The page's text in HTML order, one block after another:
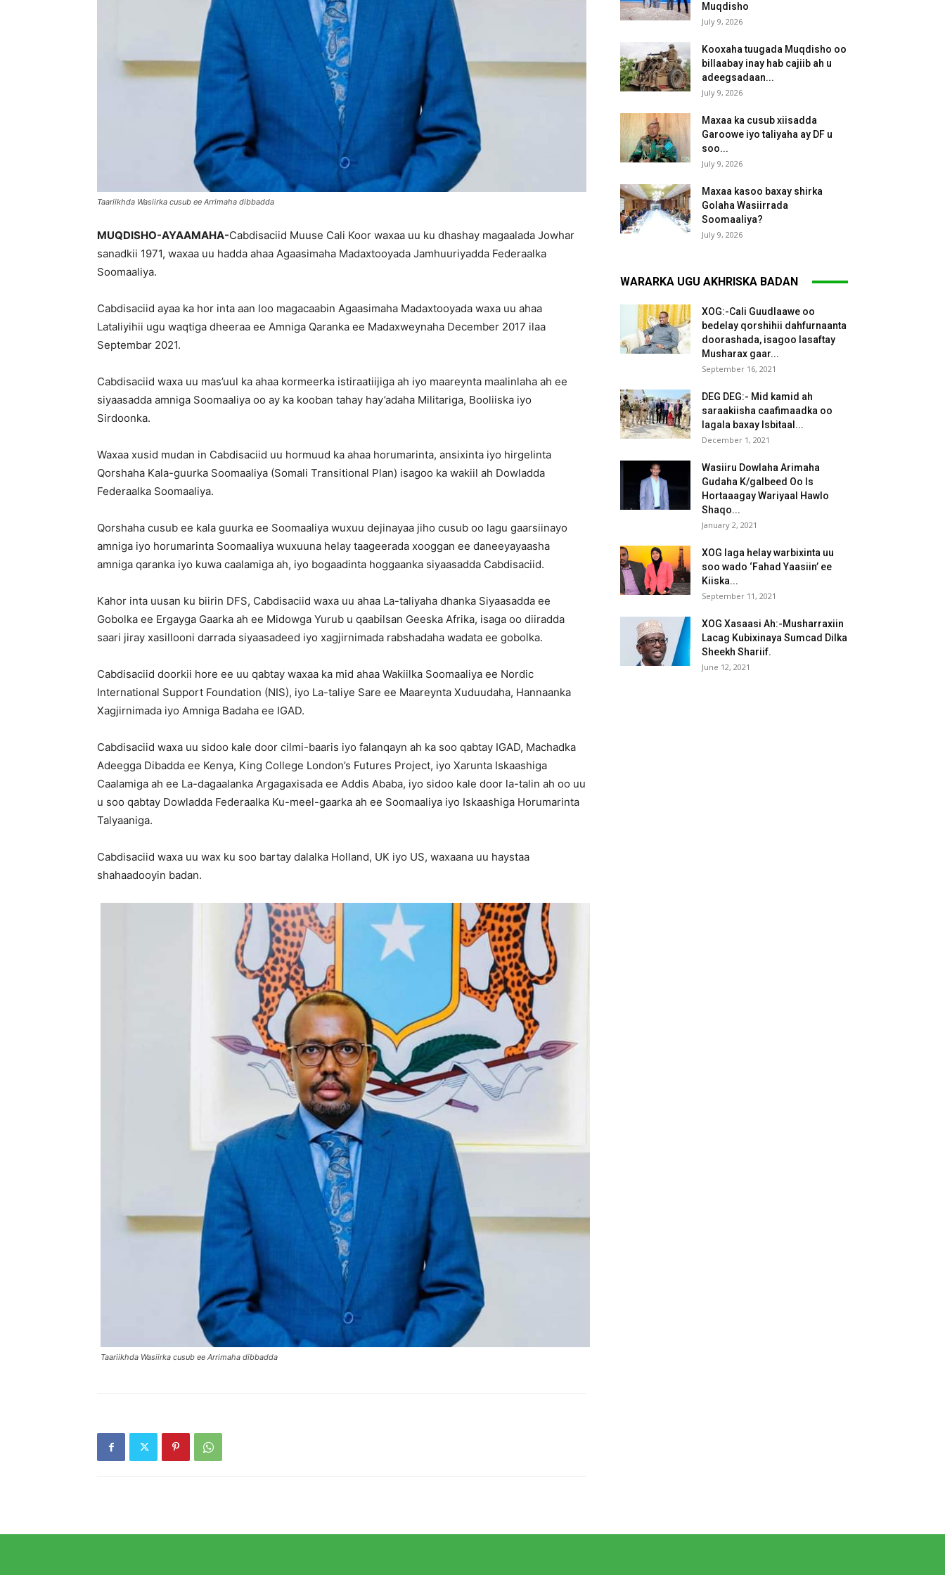
Taariikhda Wasiirka cusub ee Arrimaha dibbadda
MUQDISHO-AYAAMAHA-Cabdisaciid Muuse Cali Koor waxaa uu ku dhashay magaalada Jowhar
sanadkii 1971, waxaa uu hadda ahaa Agaasimaha Madaxtooyada Jamhuuriyadda Federaalka
Soomaaliya.
Cabdisaciid ayaa ka hor inta aan loo magacaabin Agaasimaha Madaxtooyada waxa uu ahaa
Lataliyihii ugu waqtiga dheeraa ee Amniga Qaranka ee Madaxweynaha December 2017 ilaa
Septembar 2021.
Cabdisaciid waxa uu mas’uul ka ahaa kormeerka istiraatiijiga ah iyo maareynta maalinlaha ah ee
siyaasadda amniga Soomaaliya oo ay ka kooban tahay hay’adaha Militariga, Booliiska iyo
Sirdoonka.
Waxaa xusid mudan in Cabdisaciid uu hormuud ka ahaa horumarinta, ansixinta iyo hirgelinta
Qorshaha Kala-guurka Soomaaliya (Somali Transitional Plan) isagoo ka wakiil ah Dowladda
Federaalka Soomaaliya.
Qorshaha cusub ee kala guurka ee Soomaaliya wuxuu dejinayaa jiho cusub oo lagu gaarsiinayo
amniga iyo horumarinta Soomaaliya wuxuuna helay taageerada xooggan ee daneeyayaasha
amniga qaranka iyo kuwa caalamiga ah, iyo bogaadinta hoggaanka siyaasadda Cabdisaciid.
Kahor inta uusan ku biirin DFS, Cabdisaciid waxa uu ahaa La-taliyaha dhanka Siyaasadda ee
Gobolka ee Ergayga Gaarka ah ee Midowga Yurub u qaabilsan Geeska Afrika, isaga oo diiradda
saari jiray xasillooni darrada siyaasadeed iyo xagjirnimada rabshadaha wadata ee gobolka.
Cabdisaciid doorkii hore ee uu qabtay waxaa ka mid ahaa Wakiilka Soomaaliya ee Nordic
International Support Foundation (NIS), iyo La-taliye Sare ee Maareynta Xuduudaha, Hannaanka
Xagjirnimada iyo Amniga Badaha ee IGAD.
Cabdisaciid waxa uu sidoo kale door cilmi-baaris iyo falanqayn ah ka soo qabtay IGAD, Machadka
Adeegga Dibadda ee Kenya, King College London’s Futures Project, iyo Xarunta Iskaashiga
Caalamiga ah ee La-dagaalanka Argagaxisada ee Addis Ababa, iyo sidoo kale door la-talin ah oo uu
u soo qabtay Dowladda Federaalka Ku-meel-gaarka ah ee Soomaaliya iyo Iskaashiga Horumarinta
Talyaaniga.
Cabdisaciid waxa uu wax ku soo bartay dalalka Holland, UK iyo US, waxaana uu haystaa
shahaadooyin badan.
Taariikhda Wasiirka cusub ee Arrimaha dibbadda
Muqdisho
July 9, 2026
Kooxaha tuugada Muqdisho oo
billaabay inay hab cajiib ah u
adeegsadaan...
July 9, 2026
Maxaa ka cusub xiisadda
Garoowe iyo taliyaha ay DF u
soo...
July 9, 2026
Maxaa kasoo baxay shirka
Golaha Wasiirrada
Soomaaliya?
July 9, 2026
WARARKA UGU AKHRISKA BADAN
XOG:-Cali Guudlaawe oo
bedelay qorshihii dahfurnaanta
doorashada, isagoo lasaftay
Musharax gaar...
September 16, 2021
DEG DEG:- Mid kamid ah
saraakiisha caafimaadka oo
lagala baxay Isbitaal...
December 1, 2021
Wasiiru Dowlaha Arimaha
Gudaha K/galbeed Oo Is
Hortaaagay Wariyaal Hawlo
Shaqo...
January 2, 2021
XOG laga helay warbixinta uu
soo wado ‘Fahad Yaasiin’ ee
Kiiska...
September 11, 2021
XOG Xasaasi Ah:-Musharraxiin
Lacag Kubixinaya Sumcad Dilka
Sheekh Shariif.
June 12, 2021